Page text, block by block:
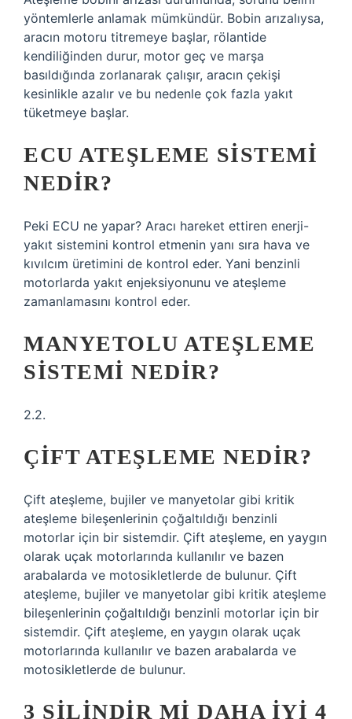
yöntemlerle anlamak mümkündür. Bobin arızalıysa,
aracın motoru titremeye başlar, rölantide
kendiliğinden durur, motor geç ve marşa
basıldığında zorlanarak çalışır, aracın çekişi
kesinlikle azalır ve bu nedenle çok fazla yakıt
tüketmeye başlar.
ECU ATEŞLEME SISTEMI
NEDIR?
Peki ECU ne yapar? Aracı hareket ettiren enerji-
yakıt sistemini kontrol etmenin yanı sıra hava ve
kıvılcım üretimini de kontrol eder. Yani benzinli
motorlarda yakıt enjeksiyonunu ve ateşleme
zamanlamasını kontrol eder.
MANYETOLU ATEŞLEME
SISTEMI NEDIR?
2.2.
ÇIFT ATEŞLEME NEDIR?
Çift ateşleme, bujiler ve manyetolar gibi kritik
ateşleme bileşenlerinin çoğaltıldığı benzinli
motorlar için bir sistemdir. Çift ateşleme, en yaygın
olarak uçak motorlarında kullanılır ve bazen
arabalarda ve motosikletlerde de bulunur. Çift
ateşleme, bujiler ve manyetolar gibi kritik ateşleme
bileşenlerinin çoğaltıldığı benzinli motorlar için bir
sistemdir. Çift ateşleme, en yaygın olarak uçak
motorlarında kullanılır ve bazen arabalarda ve
motosikletlerde de bulunur.
3 SILINDIR MI DAHA IYI 4